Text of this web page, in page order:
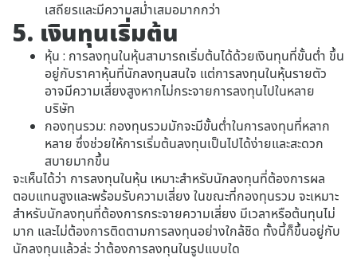
เสถียรและมีความสม่ำเสมอมากกว่า
5. เงินทุนเริ่มต้น
หุ้น : การลงทุนในหุ้นสามารถเริ่มต้นได้ด้วยเงินทุนที่ขั้นต่ำ ขึ้น
อยู่กับราคาหุ้นที่นักลงทุนสนใจ แต่การลงทุนในหุ้นรายตัว
อาจมีความเสี่ยงสูงหากไม่กระจายการลงทุนไปในหลาย
บริษัท
กองทุนรวม: กองทุนรวมมักจะมีขั้นต่ำในการลงทุนที่หลาก
หลาย ซึ่งช่วยให้การเริ่มต้นลงทุนเป็นไปได้ง่ายและสะดวก
สบายมากขึ้น
จะเห็นได้ว่า การลงทุนในหุ้น เหมาะสำหรับนักลงทุนที่ต้องการผล
ตอบแทนสูงและพร้อมรับความเสี่ยง ในขณะที่กองทุนรวม จะเหมาะ
สำหรับนักลงทุนที่ต้องการกระจายความเสี่ยง มีเวลาหรือต้นทุนไม่
มาก และไม่ต้องการติดตามการลงทุนอย่างใกล้ชิด ทั้งนี้ก็ขึ้นอยู่กับ
นักลงทุนแล้วล่ะ ว่าต้องการลงทุนในรูปแบบใด